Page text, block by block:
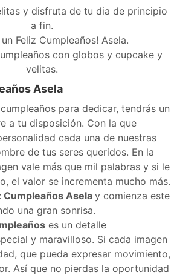
y disfruta de tu dia de principio
a fin.
un Feliz Cumpleaños! Asela.
con globos y cupcake y
velitas.
Asela
para dedicar, tendrás un
a tu disposición. Con la que
cada una de nuestras
de tus seres queridos. En la
vale más que mil palabras y si le
el valor se incrementa mucho más.
Cumpleaños Asela y comienza este
una gran sonrisa.
es un detalle
y maravilloso. Si cada imagen
que pueda expresar movimiento,
Así que no pierdas la oportunidad